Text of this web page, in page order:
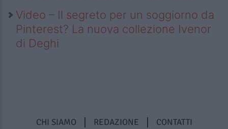
Video – Il segreto per un soggiorno da
Pinterest? La nuova collezione Ivenor
di Deghi
CHI SIAMO REDAZIONE CONTATTI